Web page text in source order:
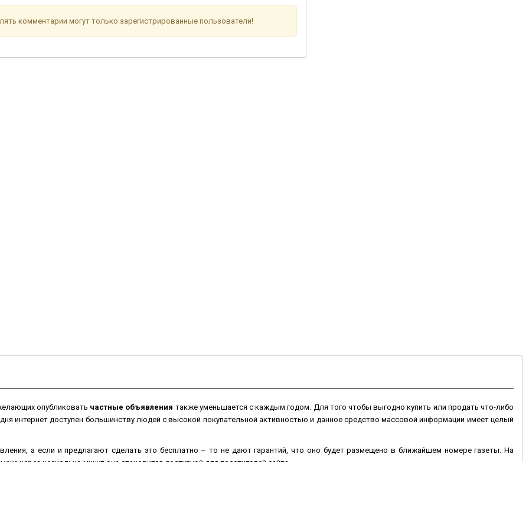
комментарии могут только зарегистрированные пользователи!
опубликовать частные объявления также уменьшается с каждым годом. Для того чтобы выгодно купить или продать что-либо
интернет доступен большинству людей с высокой покупательной активностью и данное средство массовой информации имеет целый
а если и предлагают сделать это бесплатно – то не дают гарантий, что оно будет размещено в ближайшем номере газеты. На
через несколько минут она становится доступной для посетителей сайта.